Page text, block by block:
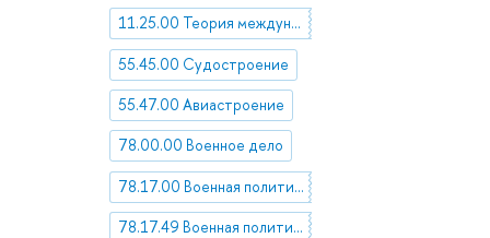
11.25.00 Теория международных отношений. Внешняя политика и дипломатия
55.45.00 Судостроение
55.47.00 Авиастроение
78.00.00 Военное дело
78.17.00 Военная политика. Военные доктрины
78.17.49 Военная политика и военная доктрина России